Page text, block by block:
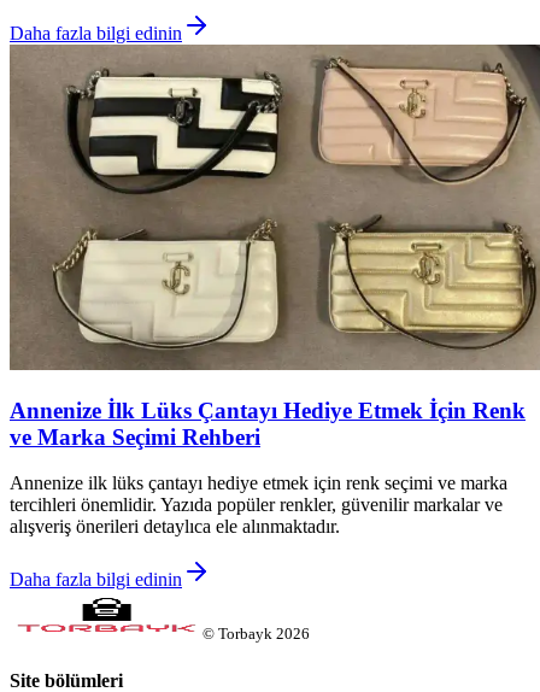
Daha fazla bilgi edinin
Annenize İlk Lüks Çantayı Hediye Etmek İçin Renk
ve Marka Seçimi Rehberi
Annenize ilk lüks çantayı hediye etmek için renk seçimi ve marka
tercihleri önemlidir. Yazıda popüler renkler, güvenilir markalar ve
alışveriş önerileri detaylıca ele alınmaktadır.
Daha fazla bilgi edinin
© Torbayk 2026
Site bölümleri